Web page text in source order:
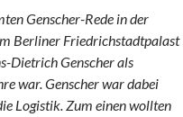
Genscher-Rede in der
Berliner Friedrichstadtpalast
Dietrich Genscher als
war. Genscher war dabei
Logistik. Zum einen wollten